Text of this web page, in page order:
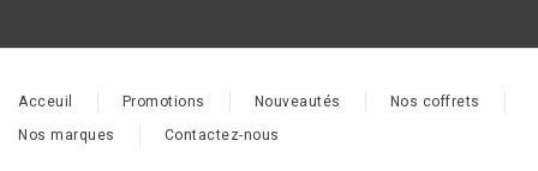
Acceuil Promotions Nouveautés
Nos coffrets
Nos marques
Contactez-nous